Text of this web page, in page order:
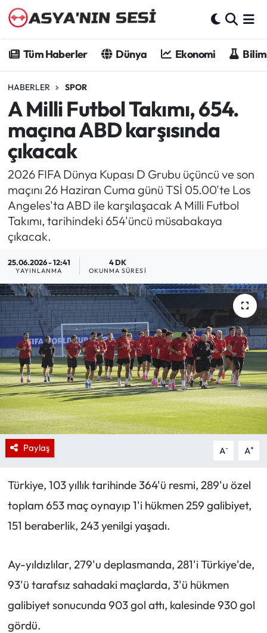
Tüm Haberler Dünya Ekonomi
HABERLER SPOR
A Milli Futbol Takımı, 654.
maçına ABD karşısında
çıkacak
2026 FIFA Dünya Kupası D Grubu üçüncü ve son
maçını 26 Haziran Cuma günü TSİ 05.00'te Los
Angeles'ta ABD ile karşılaşacak A Milli Futbol
Takımı, tarihindeki 654'üncü müsabakaya
çıkacak.
25.06.2026 - 12:41
YAYINLANMA
4 DK
OKUNMA SÜRESI
Paylaş A- A+
Türkiye, 103 yıllık tarihinde 364'ü resmi, 289'u özel
toplam 653 maç oynayıp 1'i hükmen 259 galibiyet,
151 beraberlik, 243 yenilgi yaşadı.
Ay-yıldızlılar, 279'u deplasmanda, 281'i Türkiye'de,
93'ü tarafsız sahadaki maçlarda, 3'ü hükmen
galibiyet sonucunda 903 gol attı, kalesinde 930 gol
gördü.
Dünya
Ekonomi
Bilim - Teknoloji
Spor
Asya-Pasifik
Yazarlar